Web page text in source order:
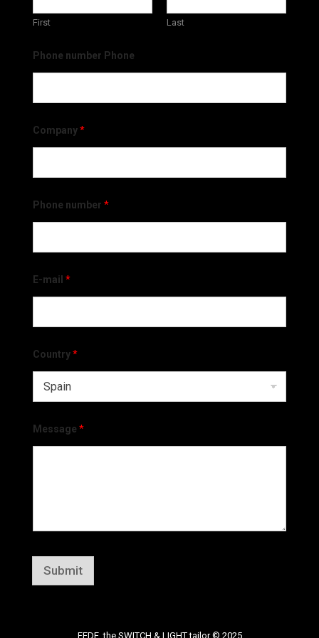
First Last
Phone number Phone
Company*
Phone number *
E-mail *
Country*
Message *
Submit
FEDE, the SWITCH & LIGHT tailor © 2025